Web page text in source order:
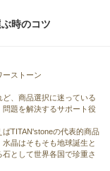
時のコツ
ストーン
、商品選択に迷っている
題を解決するサポート役
TITAN'stoneの代表的商品
晶はそもそも地球誕生と
として世界各国で珍重さ